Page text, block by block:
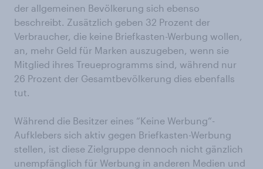
der allgemeinen Bevölkerung sich ebenso
beschreibt. Zusätzlich geben 32 Prozent der
Verbraucher, die keine Briefkasten-Werbung wollen,
an, mehr Geld für Marken auszugeben, wenn sie
Mitglied ihres Treueprogramms sind, während nur
26 Prozent der Gesamtbevölkerung dies ebenfalls
tut.
Während die Besitzer eines “Keine Werbung“-
Aufklebers sich aktiv gegen Briefkasten-Werbung
stellen, ist diese Zielgruppe dennoch nicht gänzlich
unempfänglich für Werbung in anderen Medien und